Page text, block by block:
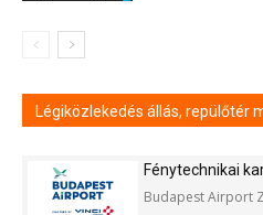
Légiközlekedés állás, repülőtér
Fénytechnikai
Budapest Airport